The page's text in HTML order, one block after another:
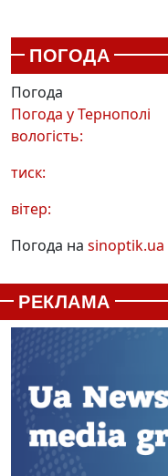
ПОГОДА
Погода
Погода уТернополі
вологість:
тиск:
вітер:
Погода на sinoptik.ua
РЕКЛАМА